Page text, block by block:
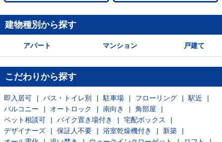
建物種別から探す
アパート マンション 戸建て
こだわりから探す
即入居可 バス・トイレ別 駐車場 フローリング
駅近
バルコニー
オートロック 南向き
角部屋
ペット相談可
バイク置き場付き
宅配ボックス
デザイナーズ
保証人不要 浴室乾燥機付き
新築